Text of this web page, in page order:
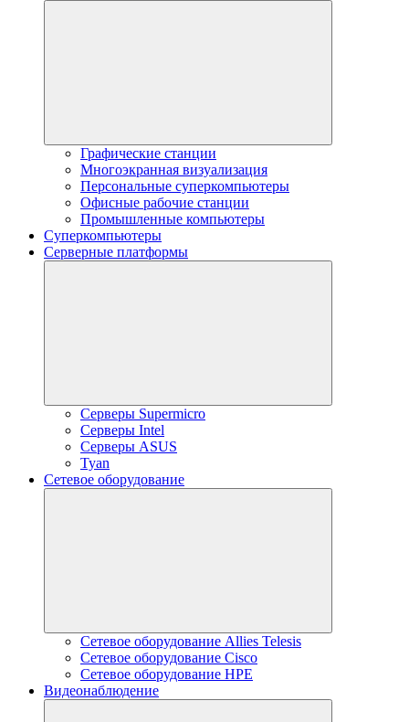
Графические станции
Многоэкранная визуализация
Персональные суперкомпьютеры
Офисные рабочие станции
Промышленные компьютеры
Суперкомпьютеры
Серверные платформы
Серверы Supermicro
Серверы Intel
Серверы ASUS
Tyan
Сетевое оборудование
Сетевое оборудование Allies Telesis
Сетевое оборудование Cisco
Сетевое оборудование HPE
Видеонаблюдение